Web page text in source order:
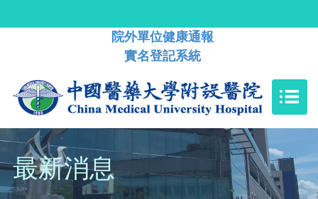
院外單位健康通報
實名登記系統
最新消息